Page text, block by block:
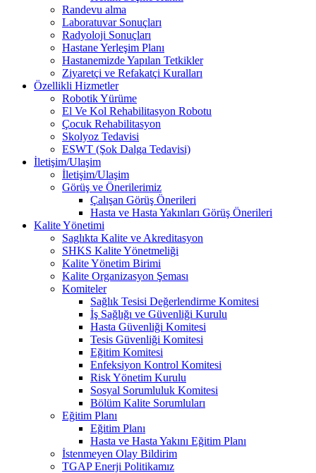
Randevu alma
Laboratuvar Sonuçları
Radyoloji Sonuçları
Hastane Yerleşim Planı
Hastanemizde Yapılan Tetkikler
Ziyaretçi ve Refakatçi Kuralları
Özellikli Hizmetler
Robotik Yürüme
El Ve Kol Rehabilitasyon Robotu
Çocuk Rehabilitasyon
Skolyoz Tedavisi
ESWT (Şok Dalga Tedavisi)
İletişim/Ulaşim
İletişim/Ulaşim
Görüş ve Önerilerimiz
Çalışan Görüş Önerileri
Hasta ve Hasta Yakınları Görüş Önerileri
Kalite Yönetimi
Saglıkta Kalite ve Akreditasyon
SHKS Kalite Yönetmeliği
Kalite Yönetim Birimi
Kalite Organizasyon Şeması
Komiteler
Sağlık Tesisi Değerlendirme Komitesi
İş Sağlığı ve Güvenliği Kurulu
Hasta Güvenliği Komitesi
Tesis Güvenliği Komitesi
Eğitim Komitesi
Enfeksiyon Kontrol Komitesi
Risk Yönetim Kurulu
Sosyal Sorumluluk Komitesi
Bölüm Kalite Sorumluları
Eğitim Planı
Eğitim Planı
Hasta ve Hasta Yakını Eğitim Planı
İstenmeyen Olay Bildirim
TGAP Enerji Politikamız